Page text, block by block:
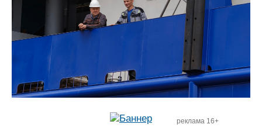
реклама 16+